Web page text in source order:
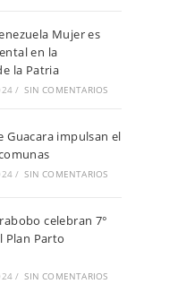
Mujer es
en la
la Patria
/ SIN COMENTARIOS
Guacara impulsan el
/ SIN COMENTARIOS
celebran 7°
Plan Parto
/ SIN COMENTARIOS